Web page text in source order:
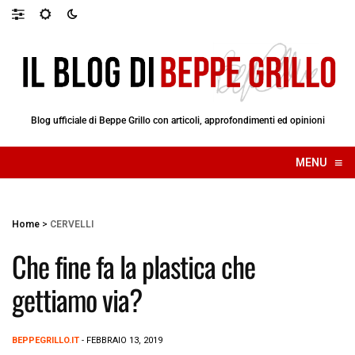
Blog ufficiale di Beppe Grillo con articoli, approfondimenti ed opinioni
MENU ≡
☰
Home > CERVELLI
Che fine fa la plastica che
gettiamo via?
BEPPEGRILLO.IT - FEBBRAIO 13, 2019